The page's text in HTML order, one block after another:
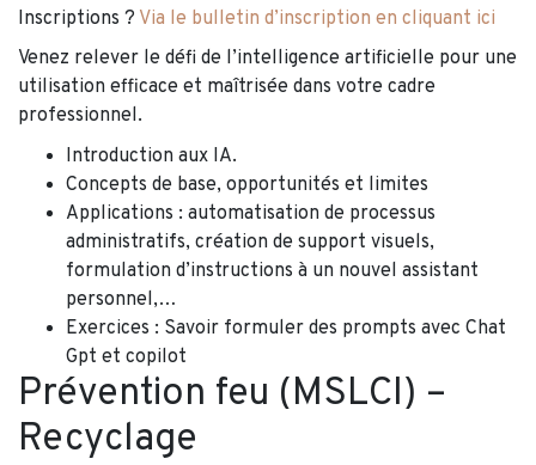
Inscriptions ? Via le bulletin d’inscription en cliquant ici
Venez relever le défi de l’intelligence artificielle pour une
utilisation efficace et maîtrisée dans votre cadre
professionnel.
Introduction aux IA.
Concepts de base, opportunités et limites
Applications : automatisation de processus
administratifs, création de support visuels,
formulation d’instructions à un nouvel assistant
personnel,…
Exercices : Savoir formuler des prompts avec Chat
Gpt et copilot
Prévention feu (MSLCI) –
Recyclage